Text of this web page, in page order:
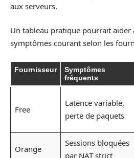
aux serveurs.
Un tableau pratique pourrait aider
symptômes courant selon les
Fournisseur
Symptômes
fréquents
Free
Latence variable,
perte de paquets
Orange
Sessions bloquées
par NAT strict